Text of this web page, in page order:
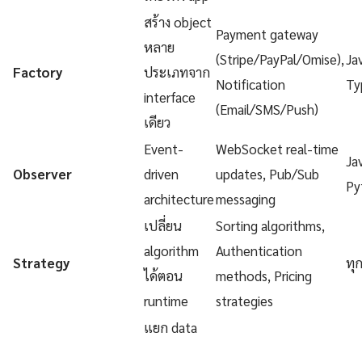
Factory
สร้าง object
หลาย
ประเภทจาก
interface
เดียว
Payment gateway
(Stripe/PayPal/Omise),
Notification
(Email/SMS/Push)
Observer
Event-
driven
architecture
WebSocket real-time
updates, Pub/Sub
messaging
Strategy
เปลี่ยน
algorithm
ได้ตอน
runtime
Sorting algorithms,
Authentication
methods, Pricing
strategies
ทุ
แยก data